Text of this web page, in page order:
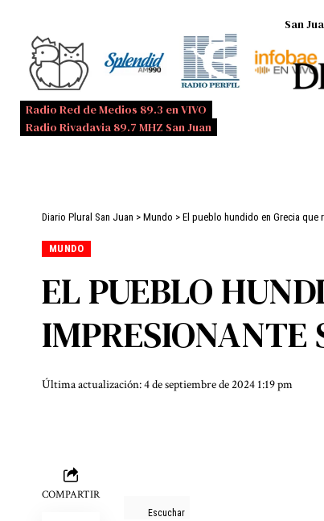
Radio Red de Medios 89.3 en VIVO
Radio Rivadavia 89.7 MHZ San Juan
San
Diario Plural San Juan > Mundo > El pueblo hundido en Grecia
MUNDO
EL PUEBLO
IMPRESIONANTE
Última actualización: 4 de septiembre de 2024 1:19 pm
COMPARTIR
Escuchar